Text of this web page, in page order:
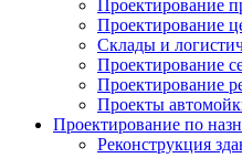
Проектирование
Проектирование
Склады и
Проектирование
Проектирование
Проекты
Проектирование по
Реконструкция